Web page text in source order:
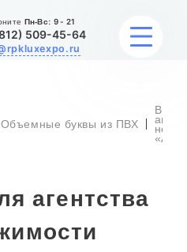
Пн-Вс: 9 - 21
509-45-64
Объемные буквы из ПВХ
агентства